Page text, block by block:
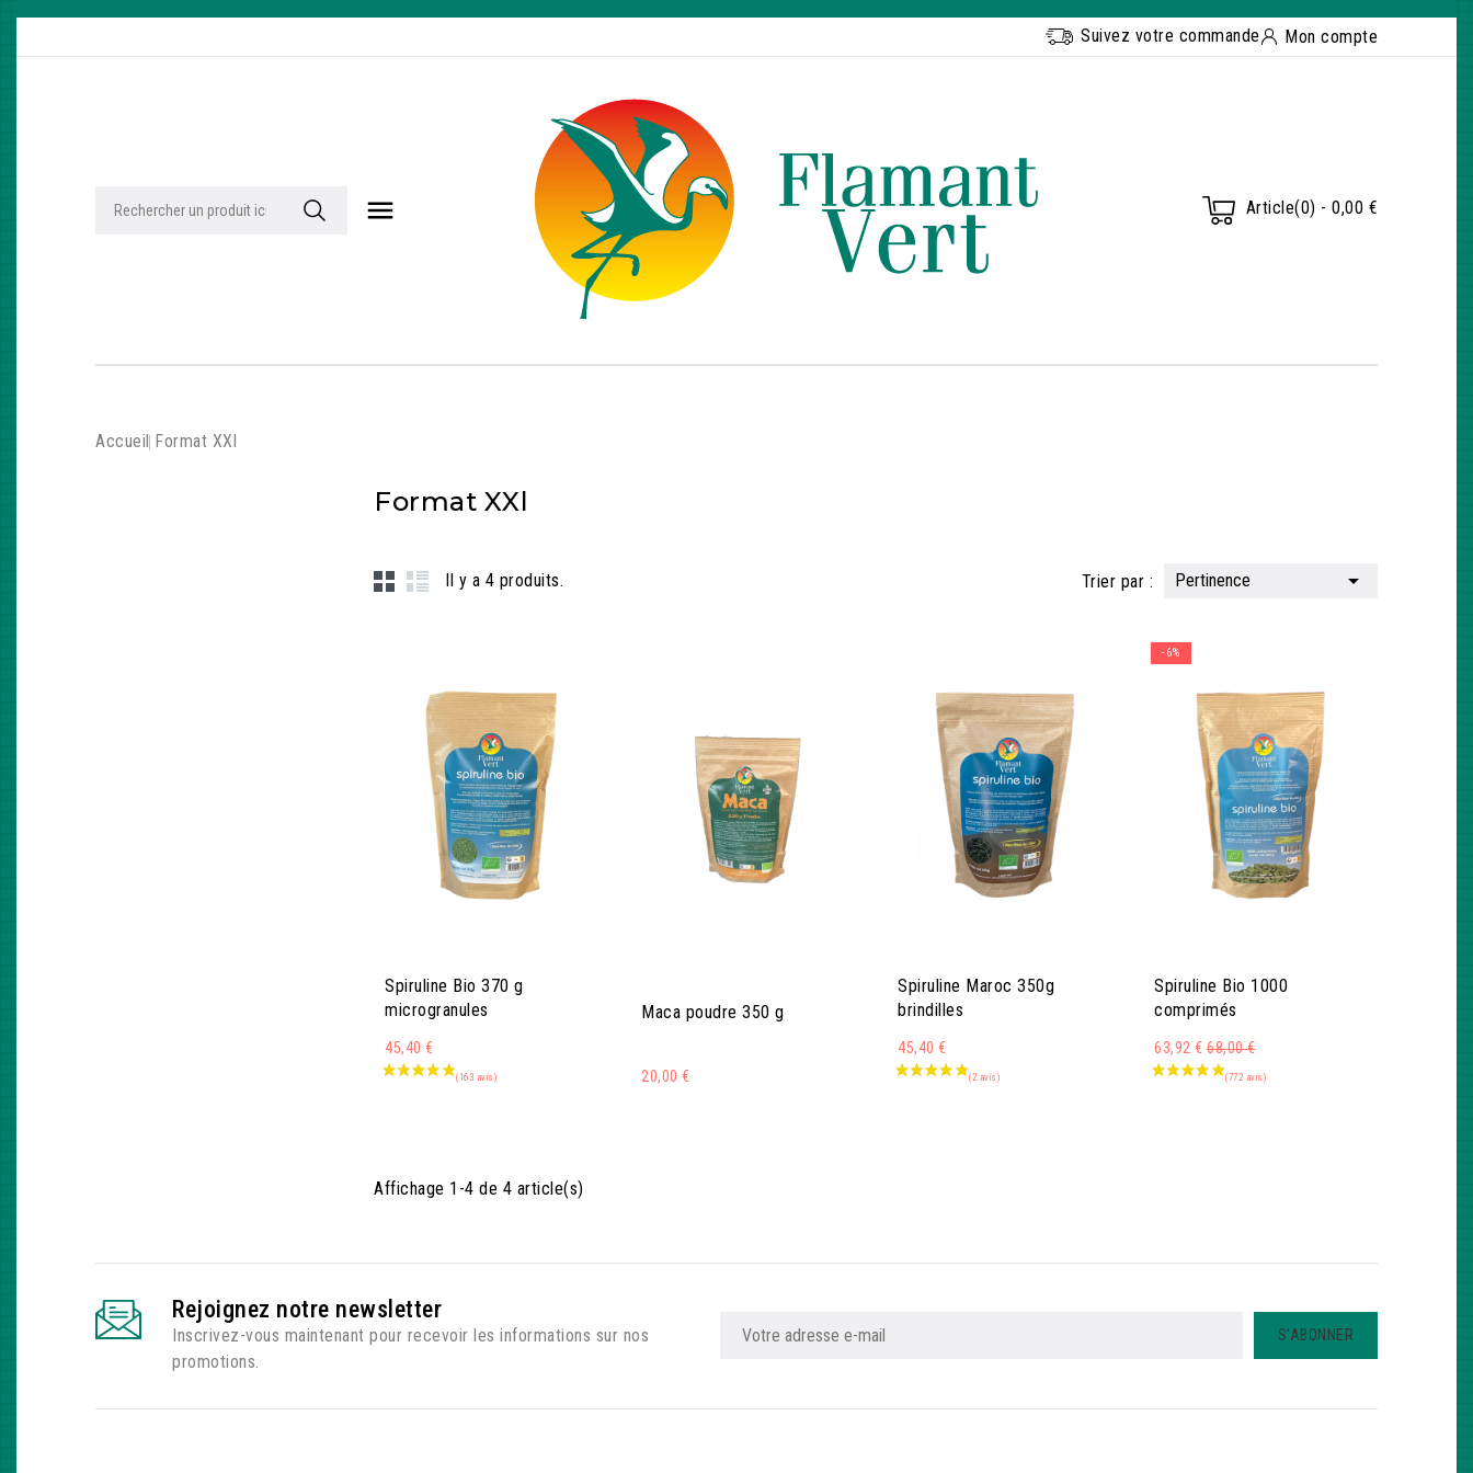
Suivez votre commande Mon compte
 Article(0) - 0,00 €
Accueil Format XXl
Format XXl
Il y a 4 produits. Trier par : Pertinence 
Spiruline Bio 370 g
microgranules
45,40 €
Maca poudre 350 g
20,00 €
Spiruline Maroc 350g
brindilles
45,40 €
-6%
Spiruline Bio 1000
comprimés
63,92 € Montant
68,00 €
Affichage 1-4 de 4 article(s)
Rejoignez notre newsletter
Inscrivez-vous maintenant pour recevoir les informations sur nos
promotions.